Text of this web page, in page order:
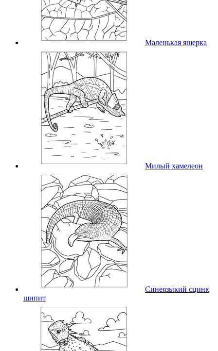
Маленькая ящерка
Милый хамелеон
Синеязыкий сцинк
шипит